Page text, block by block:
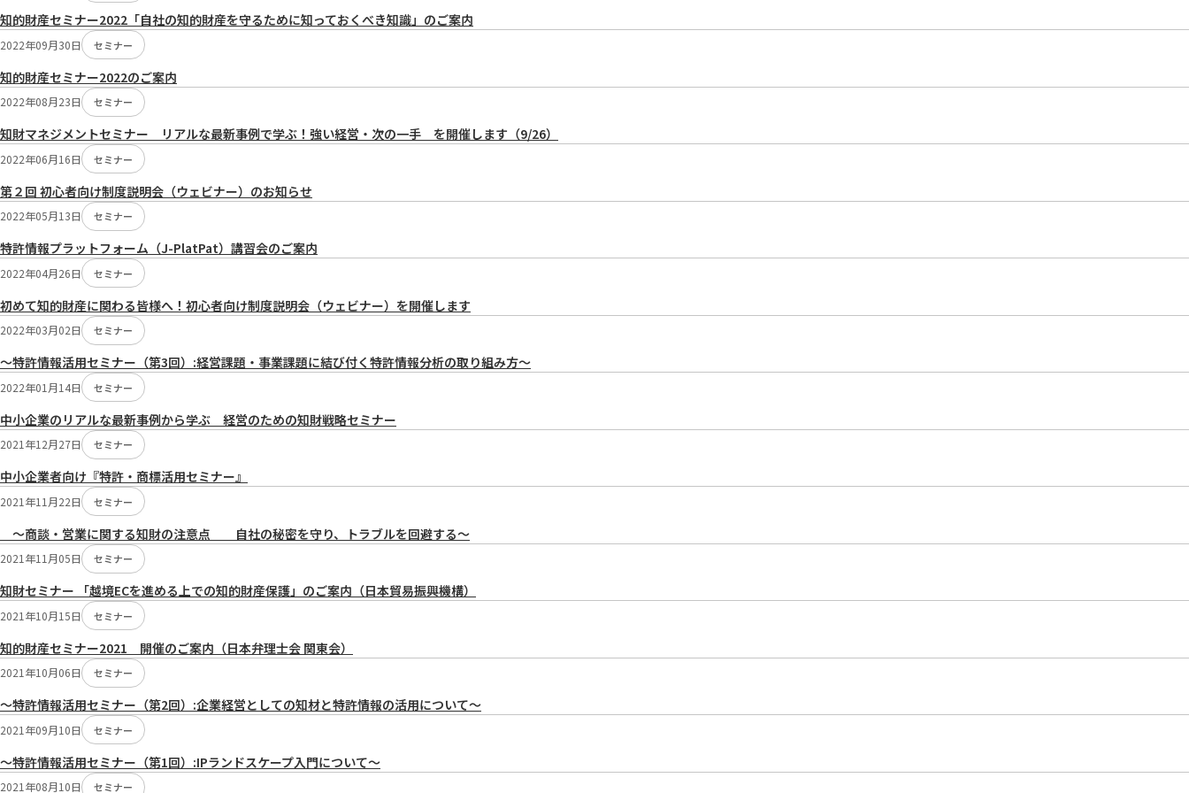
知的財産セミナー2022「自社の知的財産を守るために知っておくべき知識」のご案内
2022年09月30日 セミナー
知的財産セミナー2022のご案内
2022年08月23日 セミナー
知財マネジメントセミナー リアルな最新事例で学ぶ！強い経営・次の一手 を開催します（9/26）
2022年06月16日 セミナー
第２回 初心者向け制度説明会（ウェビナー）のお知らせ
2022年05月13日 セミナー
特許情報プラットフォーム（J-PlatPat）講習会のご案内
2022年04月26日 セミナー
初めて知的財産に関わる皆様へ！初心者向け制度説明会（ウェビナー）を開催します
2022年03月02日 セミナー
～特許情報活用セミナー（第3回）:経営課題・事業課題に結び付く特許情報分析の取り組み方～
2022年01月14日 セミナー
中小企業のリアルな最新事例から学ぶ 経営のための知財戦略セミナー
2021年12月27日 セミナー
中小企業者向け『特許・商標活用セミナー』
2021年11月22日 セミナー
～商談・営業に関する知財の注意点 自社の秘密を守り、トラブルを回避する～
2021年11月05日 セミナー
知財セミナー 「越境ECを進める上での知的財産保護」のご案内（日本貿易振興機構）
2021年10月15日 セミナー
知的財産セミナー2021 開催のご案内（日本弁理士会 関東会）
2021年10月06日 セミナー
～特許情報活用セミナー（第2回）:企業経営としての知材と特許情報の活用について～
2021年09月10日 セミナー
～特許情報活用セミナー（第1回）:IPランドスケープ入門について～
2021年08月10日 セミナー